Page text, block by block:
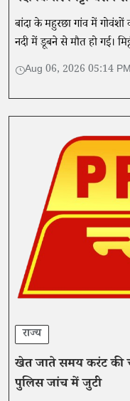
बांदा के महुरछा गांव में
नदी में डूबने से मौत हो गई।
था।Aug 06, 2026 05:14 PM
राज्य
खेत जाते समय करंट की
पुलिस जांच में जुटी